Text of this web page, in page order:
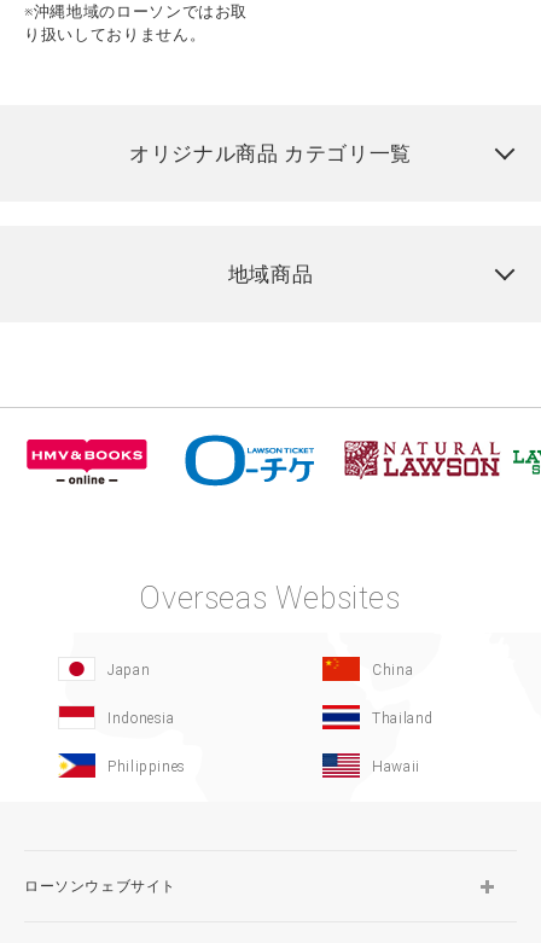
※沖縄地域のローソンではお取
り扱いしておりません。
オリジナル商品 カテゴリ一覧
地域商品
Overseas Websites
Japan China
Indonesia Thailand
Philippines Hawaii
ローソンウェブサイト